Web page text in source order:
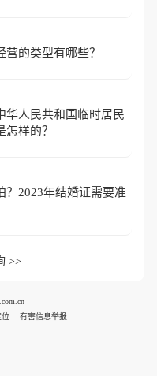
的类型有哪些？
华人民共和国临时居民
样的？
？2023年结婚证需要准
>>
有害信息举报